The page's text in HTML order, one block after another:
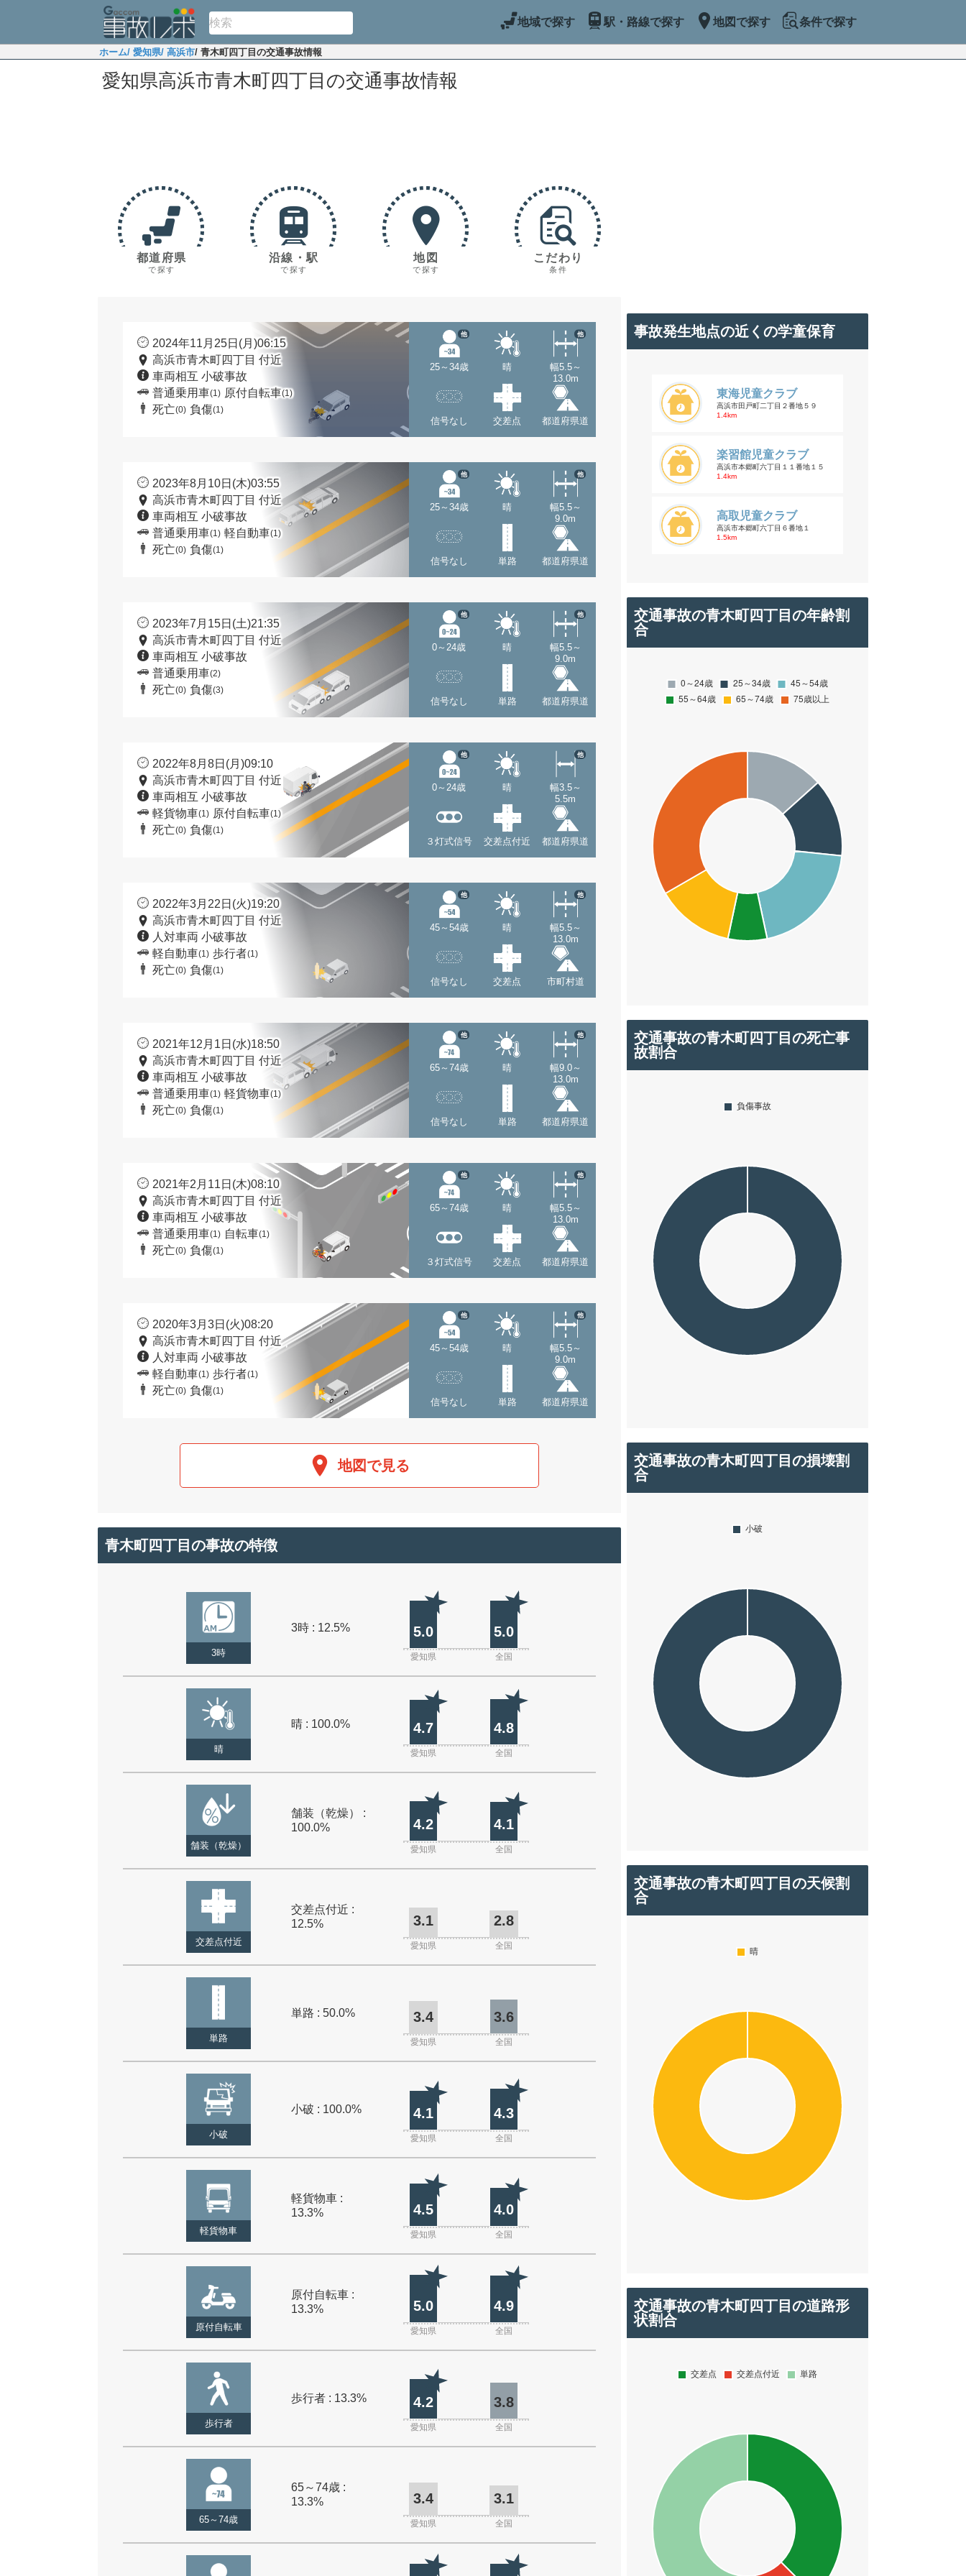
地域で探す 駅・路線で探す 地図で探す 条件で探す
ホーム/ 愛知県/ 高浜市/ 青木町四丁目の交通事故情報
愛知県高浜市青木町四丁目の交通事故情報
都道府県
で探す
沿線・駅
で探す
地図
で探す
こだわり
条件
2024年11月25日(月)06:15
高浜市青木町四丁目 付近
車両相互 小破事故
普通乗用車(1) 原付自転車(1)
死亡(0) 負傷(1)
25～34歳
他
晴
幅5.5～
13.0m
他
信号なし 交差点 都道府県道
2023年8月10日(木)03:55
高浜市青木町四丁目 付近
車両相互 小破事故
普通乗用車(1) 軽自動車(1)
死亡(0) 負傷(1)
25～34歳
他
晴
幅5.5～
9.0m
他
信号なし 単路 都道府県道
2023年7月15日(土)21:35
高浜市青木町四丁目 付近
車両相互 小破事故
普通乗用車(2)
死亡(0) 負傷(3)
0～24歳
他
晴
幅5.5～
9.0m
他
信号なし 単路 都道府県道
2022年8月8日(月)09:10
高浜市青木町四丁目 付近
車両相互 小破事故
軽貨物車(1) 原付自転車(1)
死亡(0) 負傷(1)
0～24歳
他
晴
幅3.5～
5.5m
他
３灯式信号 交差点付近 都道府県道
2022年3月22日(火)19:20
高浜市青木町四丁目 付近
人対車両 小破事故
軽自動車(1) 歩行者(1)
死亡(0) 負傷(1)
45～54歳
他
晴
幅5.5～
13.0m
他
信号なし 交差点 市町村道
2021年12月1日(水)18:50
高浜市青木町四丁目 付近
車両相互 小破事故
普通乗用車(1) 軽貨物車(1)
死亡(0) 負傷(1)
65～74歳
他
晴
幅9.0～
13.0m
他
信号なし 単路 都道府県道
2021年2月11日(木)08:10
高浜市青木町四丁目 付近
車両相互 小破事故
普通乗用車(1) 自転車(1)
死亡(0) 負傷(1)
65～74歳
他
晴
幅5.5～
13.0m
他
３灯式信号 交差点 都道府県道
2020年3月3日(火)08:20
高浜市青木町四丁目 付近
人対車両 小破事故
軽自動車(1) 歩行者(1)
死亡(0) 負傷(1)
45～54歳
他
晴
幅5.5～
9.0m
他
信号なし 単路 都道府県道
地図で見る
青木町四丁目の事故の特徴
3時
3時 : 12.5% 5.0 5.0
愛知県 全国
晴
晴 : 100.0% 4.7 4.8
愛知県 全国
舗装（乾燥）
舗装（乾燥） :
100.0%
4.2 4.1
愛知県 全国
交差点付近
交差点付近 :
12.5%
3.1 2.8
愛知県 全国
単路
単路 : 50.0% 3.4 3.6
愛知県 全国
小破
小破 : 100.0% 4.1 4.3
愛知県 全国
軽貨物車
軽貨物車 :
13.3%
4.5 4.0
愛知県 全国
原付自転車
原付自転車 :
13.3%
5.0 4.9
愛知県 全国
歩行者
歩行者 : 13.3% 4.2 3.8
愛知県 全国
65～74歳
65～74歳 :
13.3%
3.4 3.1
愛知県 全国
事故発生地点の近くの学童保育
東海児童クラブ
高浜市田戸町二丁目２番地５９
1.4km
楽習館児童クラブ
高浜市本郷町六丁目１１番地１５
1.4km
高取児童クラブ
高浜市本郷町六丁目６番地１
1.5km
交通事故の青木町四丁目の年齢割
合
交通事故の青木町四丁目の死亡事
故割合
交通事故の青木町四丁目の損壊割
合
交通事故の青木町四丁目の天候割
合
交通事故の青木町四丁目の道路形
状割合